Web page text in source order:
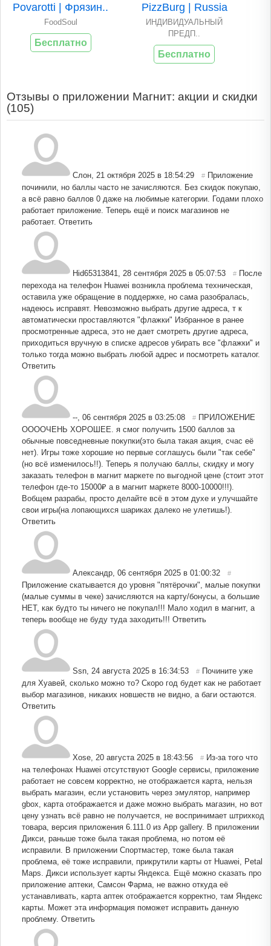
Povarotti | Фрязин..
FoodSoul
Бесплатно
PizzBurg | Russia
ИНДИВИДУАЛЬНЫЙ
ПРЕДП..
Бесплатно
Отзывы о приложении Магнит: акции и скидки
(105)
Слон 21 октября 2025 в 18:54:29 # Приложение
починили, но баллы часто не зачисляются. Без скидок покупаю,
а всё равно баллов 0 даже на любимые категории. Годами плохо
работает приложение. Теперь ещё и поиск магазинов не
работает. Ответить
Hid65313841 28 сентября 2025 в 05:07:53 # После
перехода на телефон Huawei возникла проблема техническая,
оставила уже обращение в поддержке, но сама разобралась,
надеюсь исправят. Невозможно выбрать другие адреса, т к
автоматически проставляются "флажки" Избранное в ранее
просмотренные адреса, это не дает смотреть другие адреса,
приходиться вручную в списке адресов убирать все "флажки" и
только тогда можно выбрать любой адрес и посмотреть каталог.
Ответить
-- 06 сентября 2025 в 03:25:08 # ПРИЛОЖЕНИЕ
ООООЧЕНЬ ХОРОШЕЕ. я смог получить 1500 баллов за
обычные повседневные покупки(это была такая акция, счас еë
нет). Игры тоже хорошие но первые соглашусь были "так себе"
(но всë изменилось!!). Теперь я получаю баллы, скидку и могу
заказать телефон в магнит маркете по выгодной цене (стоит этот
телефон где-то 15000₽ а в магнит маркете 8000-10000!!!).
Вобщем разрабы, просто делайте всë в этом духе и улучшайте
свои игры(на лопающихся шариках далеко не улетишь!).
Ответить
Александр 06 сентября 2025 в 01:00:32 #
Приложение скатывается до уровня "пятёрочки", малые покупки
(малые суммы в чеке) зачисляются на карту/бонусы, а большие
НЕТ, как будто ты ничего не покупал!!! Мало ходил в магнит, а
теперь вообще не буду туда заходить!!! Ответить
Ssn 24 августа 2025 в 16:34:53 # Почините уже
для Хуавей, сколько можно то? Скоро год будет как не работает
выбор магазинов, никаких новшеств не видно, а баги остаются.
Ответить
Xose 20 августа 2025 в 18:43:56 # Из-за того что
на телефонах Huawei отсутствуют Google сервисы, приложение
работает не совсем корректно, не отображается карта, нельзя
выбрать магазин, если установить через эмулятор, например
gbox, карта отображается и даже можно выбрать магазин, но вот
цену узнать всё равно не получается, не воспринимает штрихкод
товара, версия приложения 6.111.0 из App gallery. В приложении
Дикси, раньше тоже была такая проблема, но потом её
исправили. В приложении Спортмастер, тоже была такая
проблема, её тоже исправили, прикрутили карты от Huawei, Petal
Maps. Дикси использует карты Яндекса. Ещё можно сказать про
приложение аптеки, Самсон Фарма, не важно откуда её
устанавливать, карта аптек отображается корректно, там Яндекс
карты. Может эта информация поможет исправить данную
проблему. Ответить